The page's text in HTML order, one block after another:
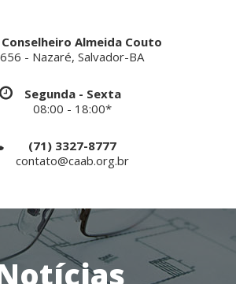
Conselheiro Almeida Couto
656 - Nazaré, Salvador-BA
Segunda - Sexta
08:00 - 18:00*
(71) 3327-8777
contato@caab.org.br